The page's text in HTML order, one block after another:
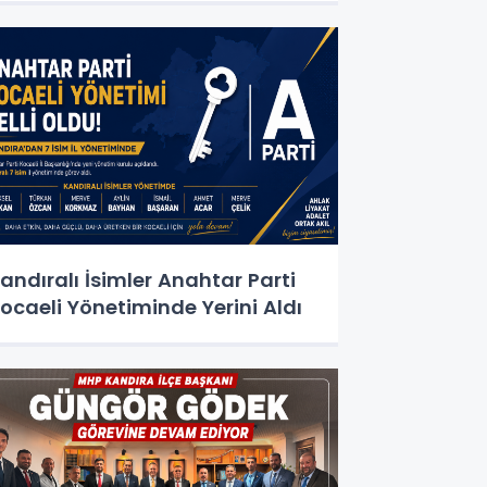
İsimler Anahtar Parti
Yönetiminde Yerini Aldı